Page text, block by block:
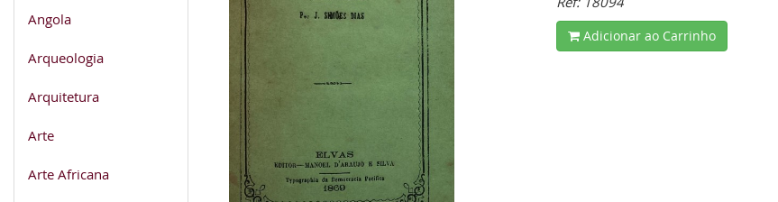
Angola
Arqueologia
Arquitetura
Arte
Arte Africana
Adicionar ao Carrinho